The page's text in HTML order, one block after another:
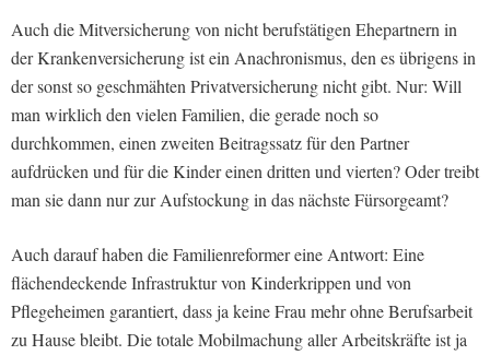
Auch die Mitversicherung von nicht berufstätigen Ehepartnern in
der Krankenversicherung ist ein Anachronismus, den es übrigens in
der sonst so geschmähten Privatversicherung nicht gibt. Nur: Will
man wirklich den vielen Familien, die gerade noch so
durchkommen, einen zweiten Beitragssatz für den Partner
aufdrücken und für die Kinder einen dritten und vierten? Oder treibt
man sie dann nur zur Aufstockung in das nächste Fürsorgeamt?
Auch darauf haben die Familienreformer eine Antwort: Eine
flächendeckende Infrastruktur von Kinderkrippen und von
Pflegeheimen garantiert, dass ja keine Frau mehr ohne Berufsarbeit
zu Hause bleibt. Die totale Mobilmachung aller Arbeitskräfte ist ja